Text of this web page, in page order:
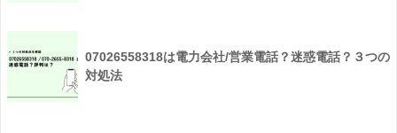
07026558318は電力会社/営業電話？迷惑電話？３つの
対処法